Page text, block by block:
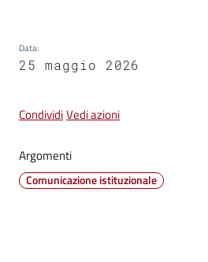
Servizi
Castel
Data:
25 maggio 2026
CondividiVedi azioni
Argomenti
Comunicazione istituzionale